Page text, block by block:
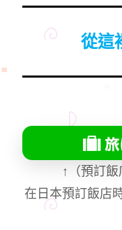
從這
↑ （預訂
在日本預訂飯店